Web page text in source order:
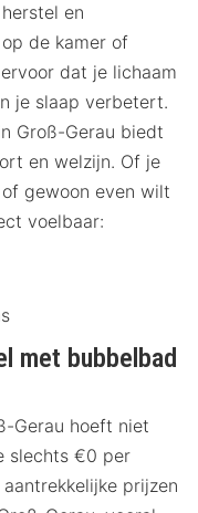
en
de kamer of
dat je lichaam
je slaap verbetert.
Groß-Gerau biedt
en welzijn. Of je
gewoon even wilt
voelbaar:
met bubbelbad
Gerau hoeft niet
slechts €0 per
prijzen